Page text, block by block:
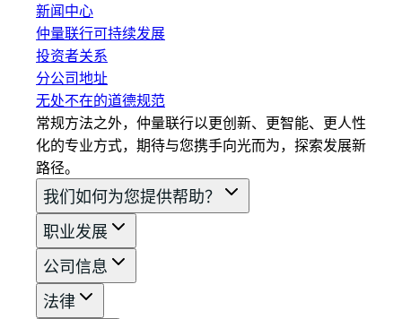
新闻中心
仲量联行可持续发展
投资者关系
分公司地址
无处不在的道德规范
常规方法之外，仲量联行以更创新、更智能、更人性
化的专业方式，期待与您携手向光而为，探索发展新
路径。
我们如何为您提供帮助？
职业发展
公司信息
法律